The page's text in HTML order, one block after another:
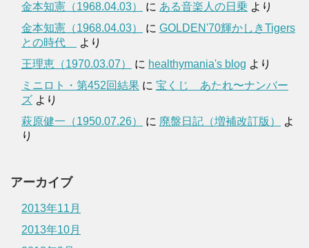
金本知憲（1968.04.03） に ある音楽人の日乗 より
金本知憲（1968.04.03）
に GOLDEN'70輝かしきTigers
との時代
より
王理恵（1970.03.07）
に healthymania's blog より
ミニロト・第452回結果 に 宝くじ あたれ〜ナンバー
ズ より
萩原健一（1950.07.26）
に 廃盤日記（増補改訂版）
よ
り
アーカイブ
2013年11月
2013年10月